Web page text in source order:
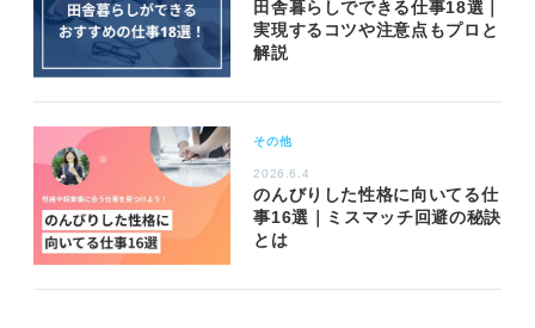
田舎暮らしでできる仕事18選｜
実現するコツや注意点もプロと
解説
その他
2026.6.4
のんびりした性格に向いてる仕
事16選｜ミスマッチ回避の秘訣
とは